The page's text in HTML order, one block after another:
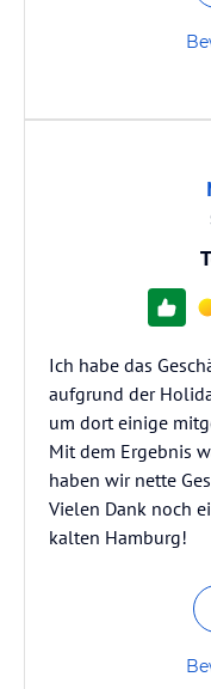
Ich habe das
aufgrund der
um dort einige
Mit dem Ergebnis
haben wir nette
Vielen Dank noch
kalten Hamburg!